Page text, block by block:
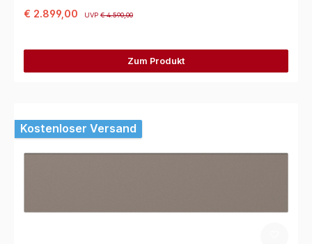
€ 2.899,00 UVP€ 4.590,00
Zum Produkt
Kostenloser Versand